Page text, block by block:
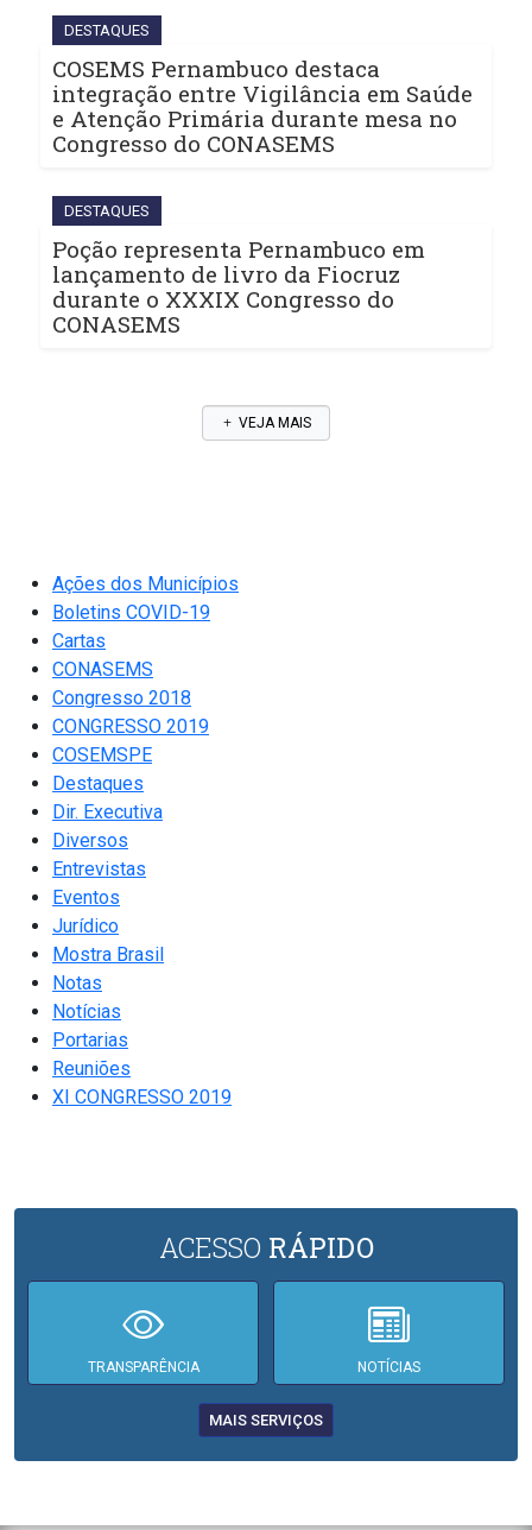
DESTAQUES
COSEMS Pernambuco destaca
integração entre Vigilância em Saúde
e Atenção Primária durante mesa no
Congresso do CONASEMS
DESTAQUES
Poção representa Pernambuco em
lançamento de livro da Fiocruz
durante o XXXIX Congresso do
CONASEMS
VEJA MAIS
Ações dos Municípios
Boletins COVID-19
Cartas
CONASEMS
Congresso 2018
CONGRESSO 2019
COSEMSPE
Destaques
Dir. Executiva
Diversos
Entrevistas
Eventos
Jurídico
Mostra Brasil
Notas
Notícias
Portarias
Reuniões
XI CONGRESSO 2019
ACESSO RÁPIDO
TRANSPARÊNCIA NOTÍCIAS
MAIS SERVIÇOS